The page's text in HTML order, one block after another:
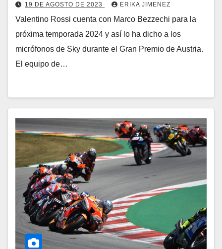
19 DE AGOSTO DE 2023 ERIKA JIMENEZ
Valentino Rossi cuenta con Marco Bezzechi para la
próxima temporada 2024 y así lo ha dicho a los
micrófonos de Sky durante el Gran Premio de Austria.
El equipo de…